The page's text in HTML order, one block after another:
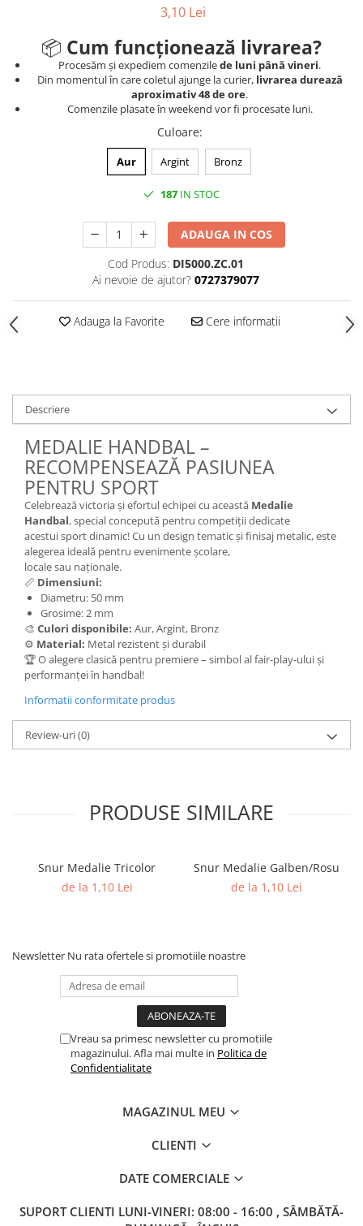
Accesorii Cupe
Personalizari Cupe
Medalii Tematice
Personalizari Medalii
Trofee Acril
Trofee Lemn
Trofee Sticla
Personalizari Trofee
Cutii de Prezentare , Mape
Trofeu Plastic
Figurine
Figurine Rasina
Figurine Plastic
Accesorii Figurine
OUTLET
Cupe Outlet
Medalii Outlet
Trofee Outlet
Figurine Outlet
Personalizari
Tematica Tricolor
Columbofili
Pompieri
3,10 Lei
📦 Cum funcționează livrarea?
Procesăm și expediem comenzilede luni până vineri.
Din momentul în care coletul ajunge la curier, livrarea durează
aproximativ 48 de ore.
Comenzile plasate în weekend vor fi procesate luni.
Culoare:
Aur Argint Bronz
187 IN STOC
ADAUGA IN COS
Cod Produs: DI5000.ZC.01
Ai nevoie de ajutor? 0727379077
Adauga la Favorite Cere informatii
Descriere
MEDALIE HANDBAL –
RECOMPENSEAZĂ PASIUNEA
PENTRU SPORT
Celebrează victoria și efortul echipei cu această Medalie
Handbal, special concepută pentru competiții dedicate
acestui sport dinamic! Cu un design tematic și finisaj metalic, este
alegerea ideală pentru evenimente școlare,
locale sau naționale.
📏 Dimensiuni:
Diametru: 50 mm
Grosime: 2 mm
🎨 Culori disponibile: Aur, Argint, Bronz
⚙️ Material: Metal rezistent și durabil
🏆 O alegere clasică pentru premiere – simbol al fair-play-ului și
performanței în handbal!
Informatii conformitate produs
Review-uri(0)
PRODUSE SIMILARE
Snur Medalie Tricolor
de la 1,10 Lei
Snur Medalie Galben/Rosu
de la 1,10 Lei
Newsletter Nu rata ofertele si promotiile noastre
Vreau sa primesc newsletter cu promotiile
magazinului. Afla mai multe in Politica de
Confidentialitate
MAGAZINUL MEU
CLIENTI
DATE COMERCIALE
SUPORT CLIENTI LUNI-VINERI: 08:00 - 16:00 , SÂMBĂTĂ-